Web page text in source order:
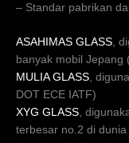
– Standar pabrikan
ASAHIMAS GLASS,
banyak mobil Jepang
MULIA GLASS,
DOT ECE IATF)
XYG GLASS,
terbesar no.2 di